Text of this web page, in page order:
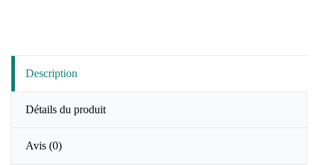
Description
Détails du produit
Avis (0)